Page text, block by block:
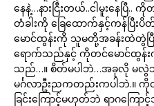
နေနဲ့…နားငြီးတယ်..ငါမူးနေပြီ..
တံခါးကို ခြေထောက်နှင့်ကန်ပြီ
မောင်ထွန်းကို သူမတို့အခန်းထဲတွဲပ
ရောက်သည်နှင့် ကိုတင်မောင်ထွ
သည်…။ စိတ်မပါဘဲ…အခုလို မ
မင်္ဂလာဦးညကတည်းကပါဘဲ.။
ခြင်းကြောင့်မဟုတ်ဘဲ ရာဂကြေ